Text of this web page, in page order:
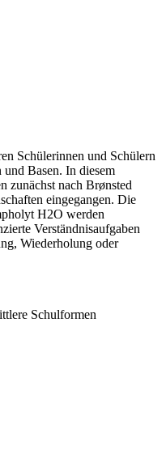
Schülerinnen und Schülern
und Basen. In diesem
zunächst nach Brønsted
eingegangen. Die
H2O werden
Verständnisaufgaben
Wiederholung oder
Schulformen